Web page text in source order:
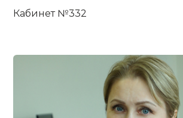
Кабинет №332